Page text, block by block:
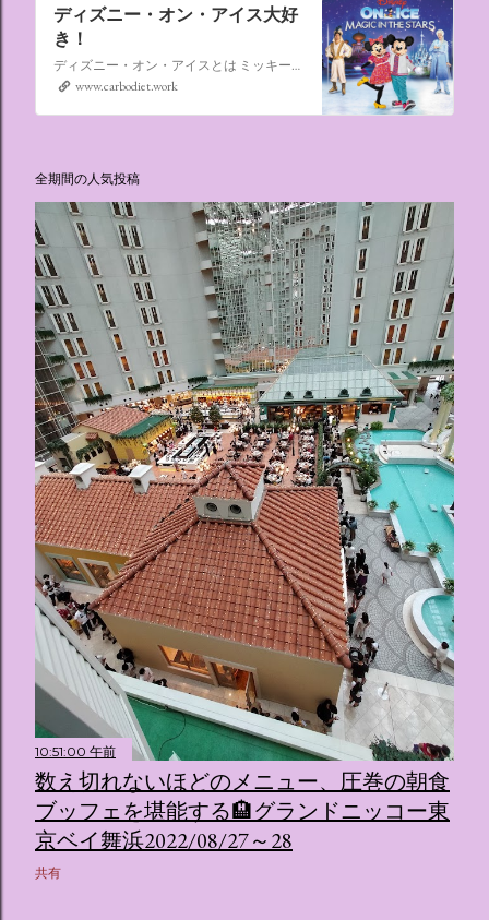
ディズニー・オン・アイス大好
き！
ディズニー・オン・アイスとは ミッキーマウスやミニーマウスをはじめ、たくさんのディズニーキャラクターが登場し、世代を超えて愛され続けている、氷の上のミュージカルショーです。
www.carbodiet.work
全期間の人気投稿
10:51:00 午前
数え切れないほどのメニュー、圧巻の朝食
ブッフェを堪能する🏨グランドニッコー東
京ベイ舞浜2022/08/27～28
共有